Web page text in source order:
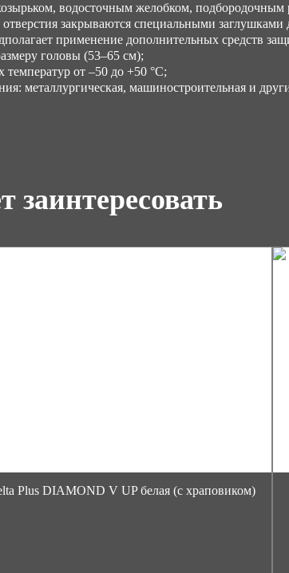
водосточным желобком, подбородочным
закрываются специальными заглушками
применение дополнительных средств
головы (53–65 см);
от –50 до +50 °С;
металлургическая, машиностроительная и
заинтересовать
Plus DIAMOND V UP белая (с храповиком)